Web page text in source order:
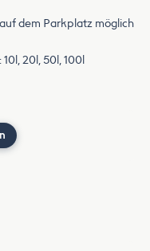
dem Parkplatz möglich
20l, 50l, 100l